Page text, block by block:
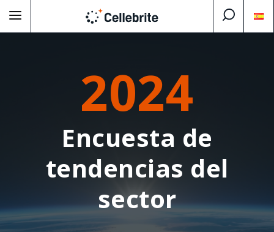
2024
Encuesta de
tendencias del
sector